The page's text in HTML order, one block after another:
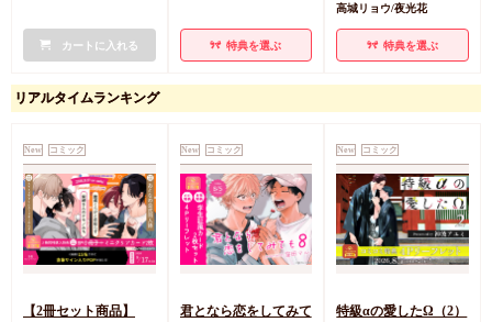
カートに入れる 特典を選ぶ
高城リョウ/夜光花
特典を選ぶ
リアルタイムランキング
New コミック
【2冊セット商品】
New コミック
君となら恋をしてみて
New コミック
特級αの愛したΩ（2）